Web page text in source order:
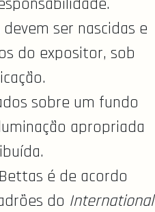
ser nascidas e
do expositor, sob
sobre um fundo
apropriada
é de acordo
do International